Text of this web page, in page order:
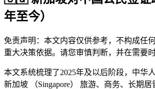
年至今）
免责声明：本文内容仅供参考，不构成任
重大决策依据。请您审慎判断，并在需要
本文系统梳理了2025年及以后阶段，中华
新加坡 （Singapore） 旅游、商务、长期